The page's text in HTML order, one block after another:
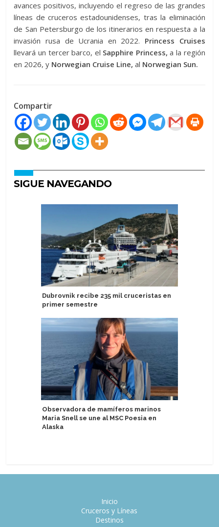
avances positivos, incluyendo el regreso de las grandes
líneas de cruceros estadounidenses, tras la eliminación
de San Petersburgo de los itinerarios en respuesta a la
invasión rusa de Ucrania en 2022. Princess Cruises
llevará un tercer barco, el Sapphire Princess, a la región
en 2026, y Norwegian Cruise Line, al Norwegian Sun.
Compartir
SIGUE NAVEGANDO
Dubrovnik recibe 235 mil cruceristas en
primer semestre
Observadora de mamíferos marinos
Maria Snell se une al MSC Poesia en
Alaska
Inicio
Cruceros y Líneas
Destinos